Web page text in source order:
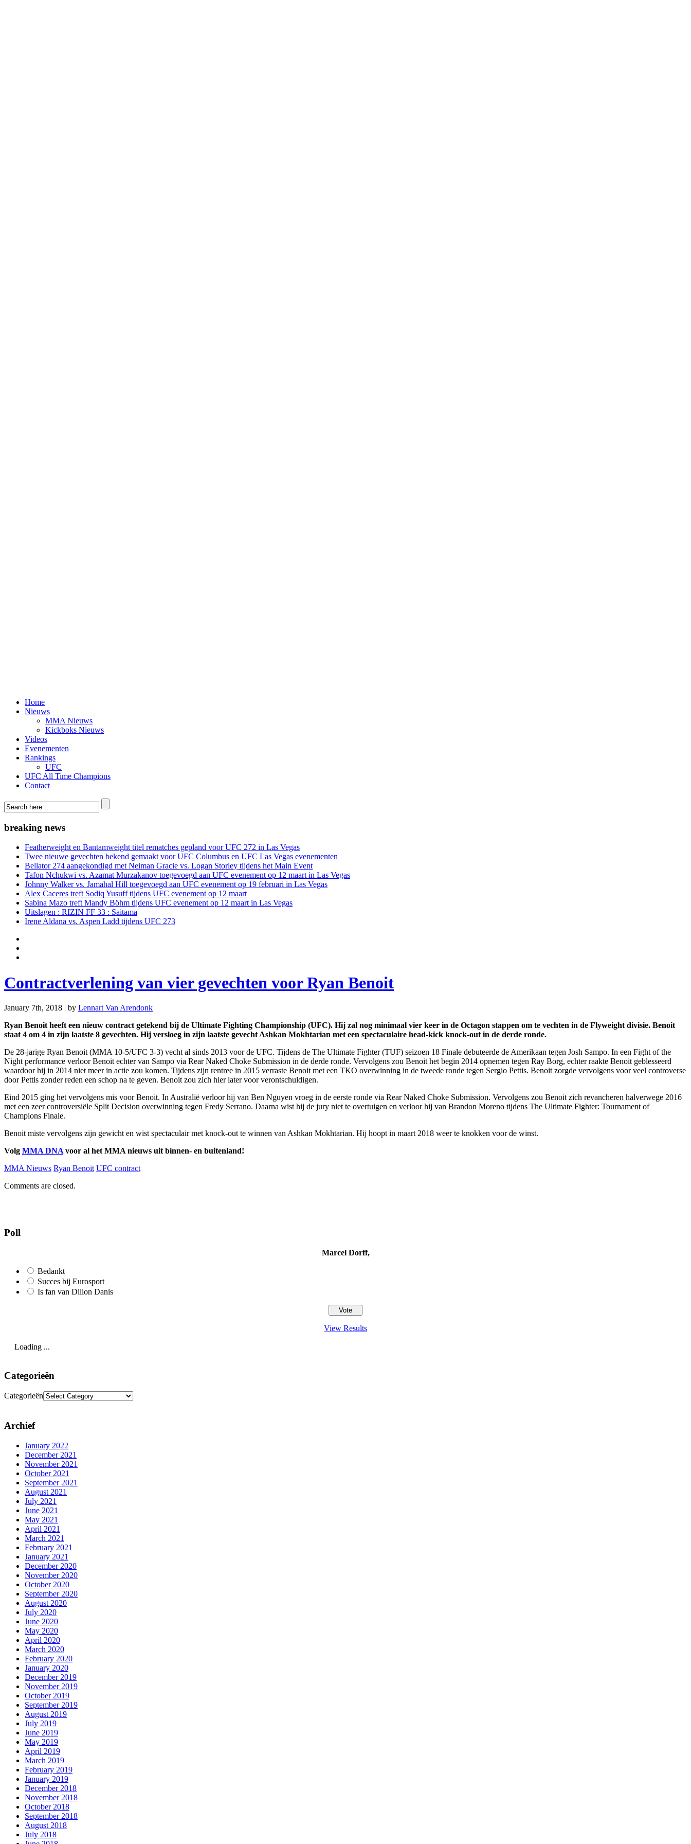
Home
Nieuws
MMA Nieuws
Kickboks Nieuws
Videos
Evenementen
Rankings
UFC
UFC All Time Champions
Contact
breaking news
Featherweight en Bantamweight titel rematches gepland voor UFC 272 in Las Vegas
Twee nieuwe gevechten bekend gemaakt voor UFC Columbus en UFC Las Vegas evenementen
Bellator 274 aangekondigd met Neiman Gracie vs. Logan Storley tijdens het Main Event
Tafon Nchukwi vs. Azamat Murzakanov toegevoegd aan UFC evenement op 12 maart in Las Vegas
Johnny Walker vs. Jamahal Hill toegevoegd aan UFC evenement op 19 februari in Las Vegas
Alex Caceres treft Sodiq Yusuff tijdens UFC evenement op 12 maart
Sabina Mazo treft Mandy Böhm tijdens UFC evenement op 12 maart in Las Vegas
Uitslagen : RIZIN FF 33 : Saitama
Irene Aldana vs. Aspen Ladd tijdens UFC 273
Contractverlening van vier gevechten voor Ryan Benoit
January 7th, 2018 | by Lennart Van Arendonk
Ryan Benoit heeft een nieuw contract getekend bij de Ultimate Fighting Championship (UFC). Hij zal nog minimaal vier keer in de Octagon stappen om te vechten in de Flyweight divisie. Benoit
staat 4 om 4 in zijn laatste 8 gevechten. Hij versloeg in zijn laatste gevecht Ashkan Mokhtarian met een spectaculaire head-kick knock-out in de derde ronde.
De 28-jarige Ryan Benoit (MMA 10-5/UFC 3-3) vecht al sinds 2013 voor de UFC. Tijdens de The Ultimate Fighter (TUF) seizoen 18 Finale debuteerde de Amerikaan tegen Josh Sampo. In een Fight of the
Night performance verloor Benoit echter van Sampo via Rear Naked Choke Submission in de derde ronde. Vervolgens zou Benoit het begin 2014 opnemen tegen Ray Borg, echter raakte Benoit geblesseerd
waardoor hij in 2014 niet meer in actie zou komen. Tijdens zijn rentree in 2015 verraste Benoit met een TKO overwinning in de tweede ronde tegen Sergio Pettis. Benoit zorgde vervolgens voor veel controverse
door Pettis zonder reden een schop na te geven. Benoit zou zich hier later voor verontschuldigen.
Eind 2015 ging het vervolgens mis voor Benoit. In Australië verloor hij van Ben Nguyen vroeg in de eerste ronde via Rear Naked Choke Submission. Vervolgens zou Benoit zich revancheren halverwege 2016
met een zeer controversiële Split Decision overwinning tegen Fredy Serrano. Daarna wist hij de jury niet te overtuigen en verloor hij van Brandon Moreno tijdens The Ultimate Fighter: Tournament of
Champions Finale.
Benoit miste vervolgens zijn gewicht en wist spectaculair met knock-out te winnen van Ashkan Mokhtarian. Hij hoopt in maart 2018 weer te knokken voor de winst.
Volg MMA DNA voor al het MMA nieuws uit binnen- en buitenland!
MMA Nieuws Ryan Benoit UFC contract
Comments are closed.
Poll
Marcel Dorff,
Bedankt
Succes bij Eurosport
Is fan van Dillon Danis
View Results
Loading ...
Categorieën
Categorieën
Archief
January 2022
December 2021
November 2021
October 2021
September 2021
August 2021
July 2021
June 2021
May 2021
April 2021
March 2021
February 2021
January 2021
December 2020
November 2020
October 2020
September 2020
August 2020
July 2020
June 2020
May 2020
April 2020
March 2020
February 2020
January 2020
December 2019
November 2019
October 2019
September 2019
August 2019
July 2019
June 2019
May 2019
April 2019
March 2019
February 2019
January 2019
December 2018
November 2018
October 2018
September 2018
August 2018
July 2018